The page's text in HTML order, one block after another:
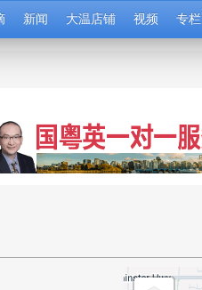
新闻 大温店铺 视频 专栏